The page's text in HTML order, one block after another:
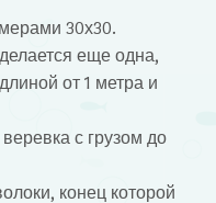
30х30.
еще одна,
от 1 метра и
с грузом до
конец которой